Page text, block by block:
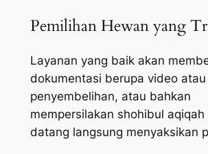
Pemilihan Hewan yang
Layanan yang baik akan
dokumentasi berupa video
penyembelihan, atau bahkan
mempersilakan shohibul aqiqah
datang langsung menyaksikan